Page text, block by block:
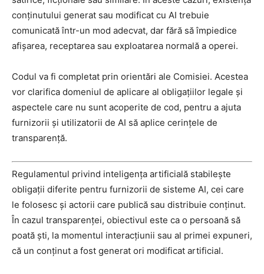
conținutului generat sau modificat cu AI trebuie
comunicată într-un mod adecvat, dar fără să împiedice
afișarea, receptarea sau exploatarea normală a operei.
Codul va fi completat prin orientări ale Comisiei. Acestea
vor clarifica domeniul de aplicare al obligațiilor legale și
aspectele care nu sunt acoperite de cod, pentru a ajuta
furnizorii și utilizatorii de AI să aplice cerințele de
transparență.
Regulamentul privind inteligența artificială stabilește
obligații diferite pentru furnizorii de sisteme AI, cei care
le folosesc și actorii care publică sau distribuie conținut.
În cazul transparenței, obiectivul este ca o persoană să
poată ști, la momentul interacțiunii sau al primei expuneri,
că un conținut a fost generat ori modificat artificial.